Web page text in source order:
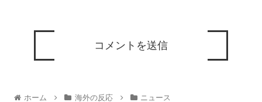
ホーム 海外の反応 ニュース